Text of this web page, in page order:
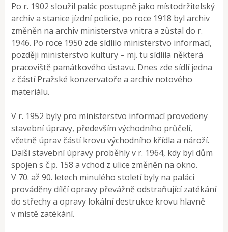
Po r. 1902 sloužil palác postupně jako místodržitelský
archiv a stanice jízdní policie, po roce 1918 byl archiv
změněn na archiv ministerstva vnitra a zůstal do r.
1946. Po roce 1950 zde sídlilo ministerstvo informací,
později ministerstvo kultury – mj. tu sídlila některá
pracoviště památkového ústavu. Dnes zde sídlí jedna
z částí Pražské konzervatoře a archiv notového
materiálu.
V r. 1952 byly pro ministerstvo informací provedeny
stavební úpravy, především východního průčelí,
včetně úprav částí krovu východního křídla a nároží.
Další stavební úpravy proběhly v r. 1964, kdy byl dům
spojen s č.p. 158 a vchod z ulice změněn na okno.
V 70. až 90. letech minulého století byly na paláci
prováděny dílčí opravy převážně odstraňující zatékání
do střechy a opravy lokální destrukce krovu hlavně
v místě zatékání.